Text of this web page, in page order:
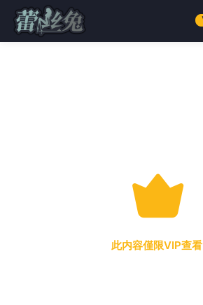
此内容僅限VIP查看